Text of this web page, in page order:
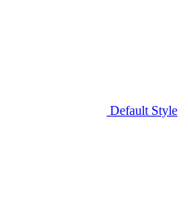
Default Style